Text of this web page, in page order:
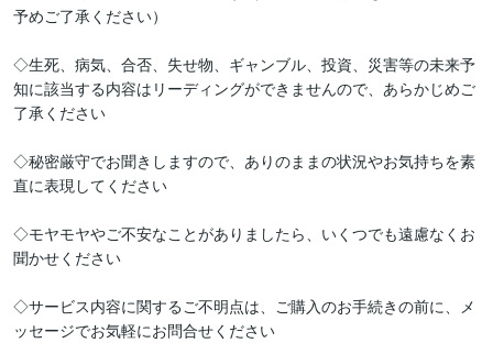
予めご了承ください）
◇生死、病気、合否、失せ物、ギャンブル、投資、災害等の未来予
知に該当する内容はリーディングができませんので、あらかじめご
了承ください
◇秘密厳守でお聞きしますので、ありのままの状況やお気持ちを素
直に表現してください
◇モヤモヤやご不安なことがありましたら、いくつでも遠慮なくお
聞かせください
◇サービス内容に関するご不明点は、ご購入のお手続きの前に、メ
ッセージでお気軽にお問合せください